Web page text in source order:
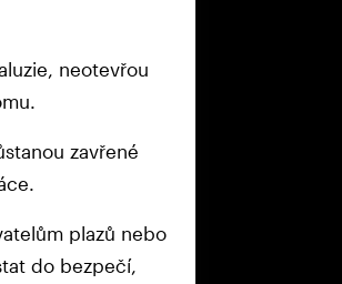
neotevřou
zavřené
plazů nebo
do bezpečí,